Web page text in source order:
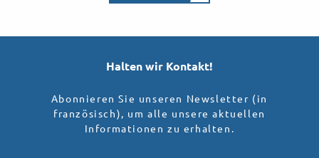
Halten wir Kontakt!
Abonnieren Sie unseren Newsletter (in
französisch), um alle unsere aktuellen
Informationen zu erhalten.